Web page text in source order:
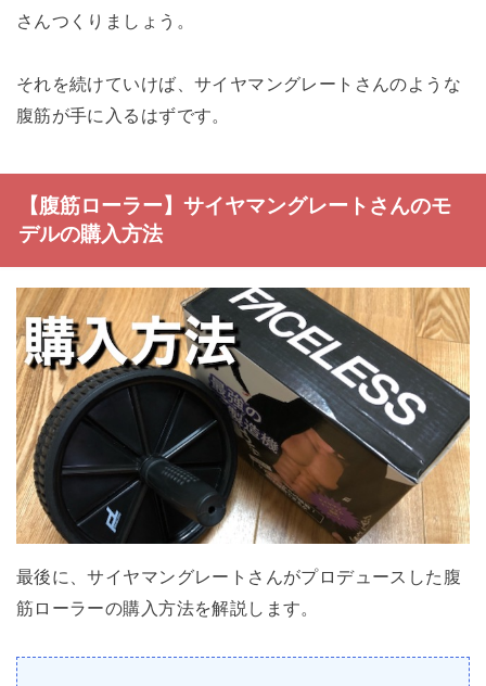
さんつくりましょう。
それを続けていけば、サイヤマングレートさんのような
腹筋が手に入るはずです。
【腹筋ローラー】サイヤマングレートさんのモ
デルの購入方法
最後に、サイヤマングレートさんがプロデュースした腹
筋ローラーの購入方法を解説します。